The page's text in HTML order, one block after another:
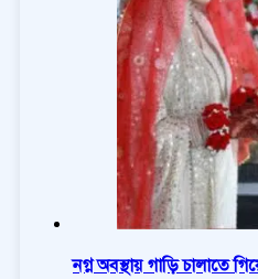
নগ্ন অবস্থায় গাড়ি চালাতে